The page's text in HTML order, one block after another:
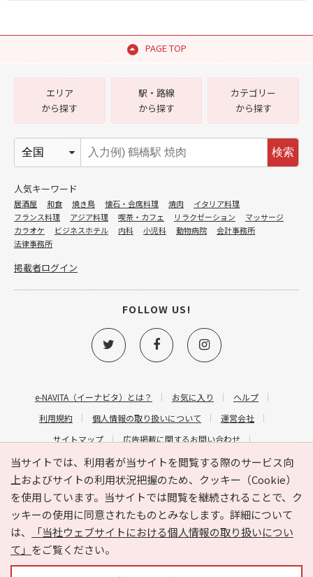
PAGE TOP
当サイトでは、利用者が当サイトを閲覧する際のサービス向
上およびサイトの利用状況把握のため、クッキー（Cookie）
を使用しています。当サイトでは閲覧を継続されることで、ク
ッキーの使用に同意されたものとみなします。詳細について
は、
「当社ウェブサイトにおける個人情報の取り扱いについ
て」 をご覧ください。
e-NAVITA（イーナビタ）とは？ お気に入り
ヘルプ
利用規約
個人情報の取り扱いについて
運営会社
サイトマップ
広告掲載に関するお問い合わせ
サイトの内容に関するお問い合わせ
エリア
から探す
駅・路線
から探す
カテゴリー
から探す
検索
人気キーワード
居酒屋 和食 焼き鳥 懐石・会席料理 焼肉
イタリア料理
フランス料理
アジア料理 喫茶・カフェ リラクゼーション
マッサージ
カラオケ
ビジネスホテル 内科 小児科 動物病院
会計事務所
法律事務所
掲載者ログイン
FOLLOW US!
Copyright © HYOJITO.Co.,Ltd. All Rights Reserved.